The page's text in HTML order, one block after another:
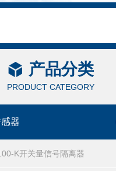
产品分类
PRODUCT CATEGORY
器
K开关量信号隔离器